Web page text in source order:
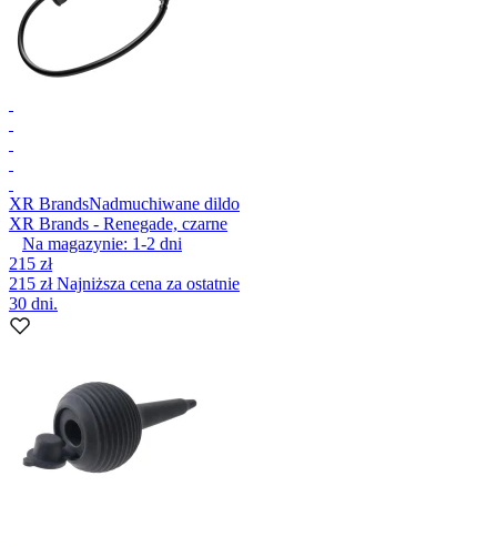
XR BrandsNadmuchiwane dildo
XR Brands - Renegade, czarne
Na magazynie: 1-2 dni
215 zł
215 złNajniższa cena za ostatnie
30 dni.